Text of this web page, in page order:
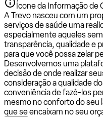
Ícone da Informação de
A Trevo nasceu com um
serviços de saúde uma
especialmente aqueles
transparência, qualidade e
para que você possa zelar
Desenvolvemos uma
decisão de onde realizar
consideração a qualidade
conveniência de fazê-los
mesmo no conforto do seu
que se encaixam no seu